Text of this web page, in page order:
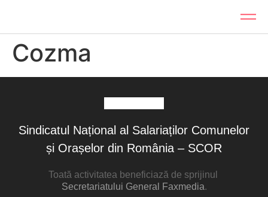
Cozma
Sindicatul Național al Salariaților Comunelor
și Orașelor din România – SCOR
Toată activitatea beneficiază de sprijinul
Secretariatului General Faxmedia.